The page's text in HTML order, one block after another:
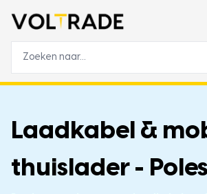
Laadkabel &
thuislader -